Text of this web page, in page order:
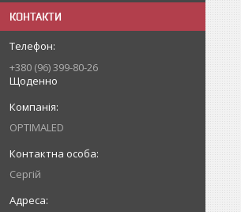
КОНТАКТИ
+380 (96) 399-80-26
Щоденно
OPTIMALED
Сергій